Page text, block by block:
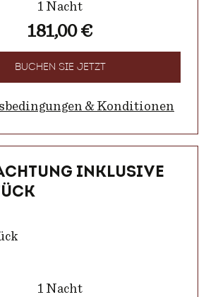
1 Nacht
181,00 €
BUCHEN SIE JETZT
& Konditionen
inklusive
1 Nacht